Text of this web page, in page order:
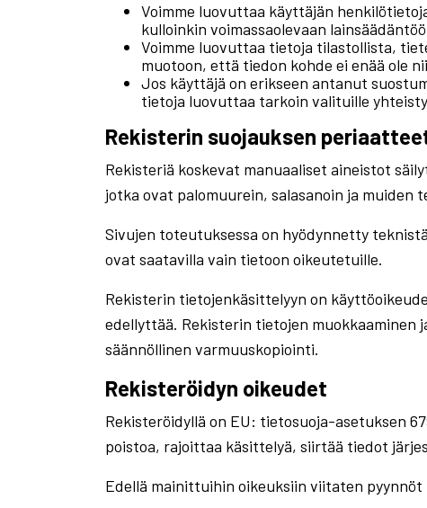
Voimme luovuttaa käyttäjän
kulloinkin voimassaolevaan
Voimme luovuttaa tietoja tilastollista,
muotoon, että tiedon kohde ei enää ole
Jos käyttäjä on erikseen antanut
tietoja luovuttaa tarkoin valituille
Rekisterin suojauksen
Rekisteriä koskevat manuaaliset aineistot
jotka ovat palomuurein, salasanoin ja muiden
Sivujen toteutuksessa on hyödynnetty
ovat saatavilla vain tietoon oikeutetuille.
Rekisterin tietojenkäsittelyyn on
edellyttää. Rekisterin tietojen
säännöllinen varmuuskopiointi.
Rekisteröidyn oikeudet
Rekisteröidyllä on EU: tietosuoja-asetuksen
poistoa, rajoittaa käsittelyä, siirtää tiedot
Edellä mainittuihin oikeuksiin viitaten